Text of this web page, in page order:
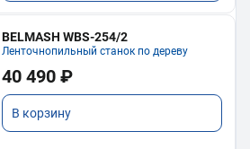
BELMASH WBS-254/2
Ленточнопильный станок по дереву
40 490 ₽
В корзину